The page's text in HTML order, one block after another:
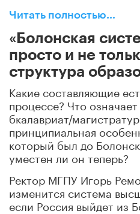
Читать полностью…
«Болонская
просто и не
структура
Какие составляющие
процессе? Что
бкалавриат/
принципиальная
который был до
уместен ли он теперь?
Ректор МГПУ Игорь
изменится система
если Россия выйдет из